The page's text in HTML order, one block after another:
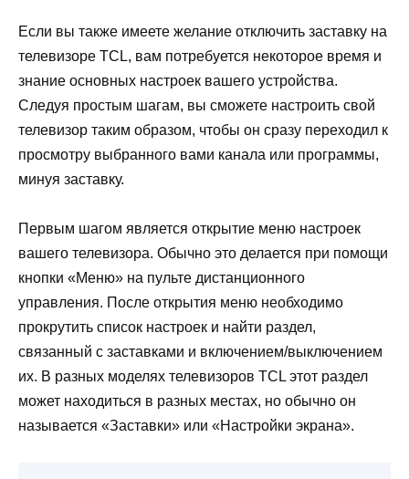
Если вы также имеете желание отключить заставку на
телевизоре TCL, вам потребуется некоторое время и
знание основных настроек вашего устройства.
Следуя простым шагам, вы сможете настроить свой
телевизор таким образом, чтобы он сразу переходил к
просмотру выбранного вами канала или программы,
минуя заставку.
Первым шагом является открытие меню настроек
вашего телевизора. Обычно это делается при помощи
кнопки «Меню» на пульте дистанционного
управления. После открытия меню необходимо
прокрутить список настроек и найти раздел,
связанный с заставками и включением/выключением
их. В разных моделях телевизоров TCL этот раздел
может находиться в разных местах, но обычно он
называется «Заставки» или «Настройки экрана».